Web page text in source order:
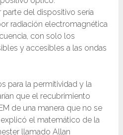
del dispositivo sería
radiación electromagnética
con solo los
y accesibles a las ondas
para la permitividad y la
que el recubrimiento
de una manera que no se
explicó el matemático de la
llamado Allan